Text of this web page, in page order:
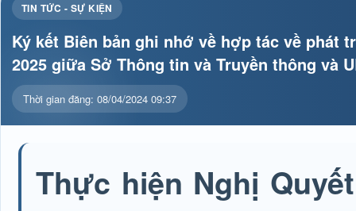
TIN TỨC - SỰ KIỆN
Ký kết Biên bản ghi nhớ về hợp tác về phát
2025 giữa Sở Thông tin và Truyền thông và
Thời gian đăng: 08/04/2024 09:37
Thực hiện Nghị